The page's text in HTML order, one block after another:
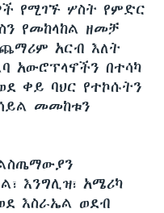
የሚገኙ ሦስት የምድር
የመከላከል ዘመቻ
አርብ እለት
አውሮፕላኖችን በተሳካ
ቀይ ባህር የተኮሱትን
መመከቱን
እንግሊዝ፣ አሜሪካ
እስራኤል ወደብ